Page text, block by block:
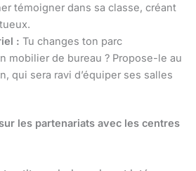
témoigner dans sa classe, créant
: Tu changes ton parc
mobilier de bureau ? Propose-le au
qui sera ravi d’équiper ses salles
les partenariats avec les centres